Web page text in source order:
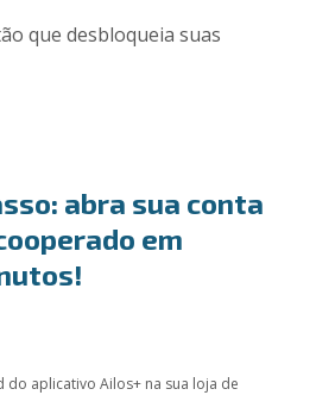
abra sua conta
em
do aplicativo Ailos+ na sua loja de